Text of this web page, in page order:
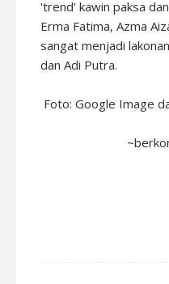
'trend' kawin paksa
Erma Fatima, Azma
sangat menjadi
dan Adi Putra.
Foto: Google Image